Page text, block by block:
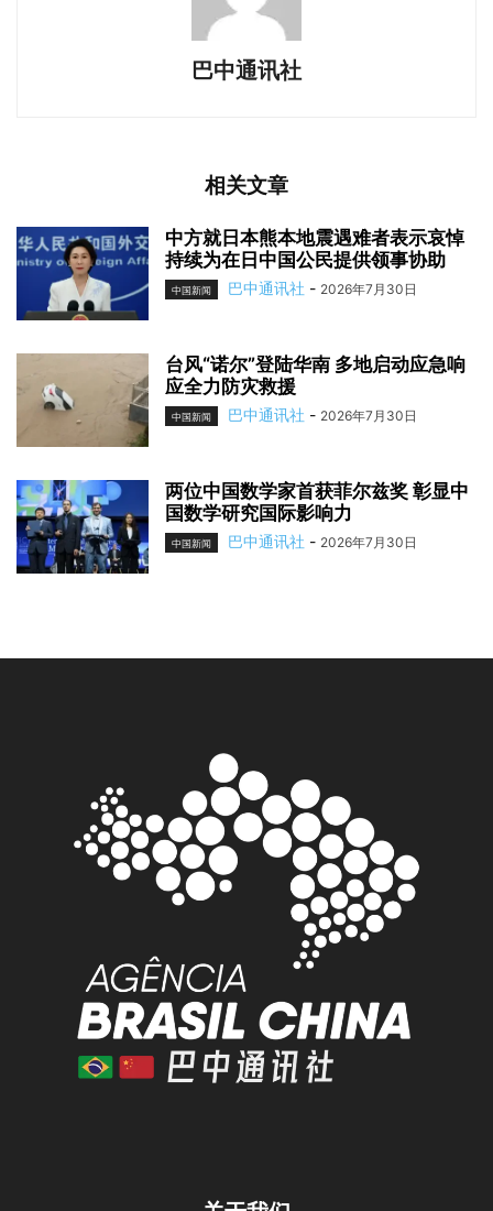
巴中通讯社
相关文章
中方就日本熊本地震遇难者表示哀悼
持续为在日中国公民提供领事协助
中国新闻 巴中通讯社 - 2026年7月30日
台风“诺尔”登陆华南 多地启动应急响
应全力防灾救援
中国新闻 巴中通讯社 - 2026年7月30日
两位中国数学家首获菲尔兹奖 彰显中
国数学研究国际影响力
中国新闻 巴中通讯社 - 2026年7月30日